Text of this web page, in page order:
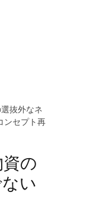
抜外なネ
ンセプト再
の
い